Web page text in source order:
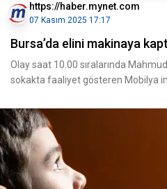
https://haber.mynet.com
07 Kasım 2025 17:17
Bursa’da elini makinaya
Olay saat 10.00 sıralarında
sokakta faaliyet gösteren Mobilya